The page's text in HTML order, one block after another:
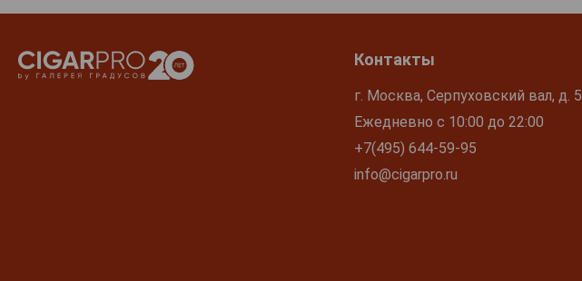
Контакты
г. Москва, Серпуховский вал, д. 5
Ежедневно с 10:00 до 22:00
+7(495) 644-59-95
info@cigarpro.ru